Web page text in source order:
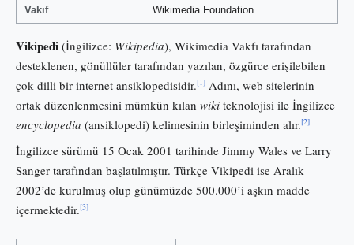
Vakıf Wikimedia Foundation
Vikipedi (İngilizce: Wikipedia), Wikimedia Vakfı tarafından
desteklenen, gönüllüler tarafından yazılan, özgürce erişilebilen
çok dilli bir internet ansiklopedisidir.[1] Adını, web sitelerinin
ortak düzenlenmesini mümkün kılan wiki teknolojisi ile İngilizce
encyclopedia (ansiklopedi) kelimesinin birleşiminden alır.[2]
İngilizce sürümü 15 Ocak 2001 tarihinde Jimmy Wales ve Larry
Sanger tarafından başlatılmıştır. Türkçe Vikipedi ise Aralık
2002’de kurulmuş olup günümüzde 500.000’i aşkın madde
içermektedir.[3]